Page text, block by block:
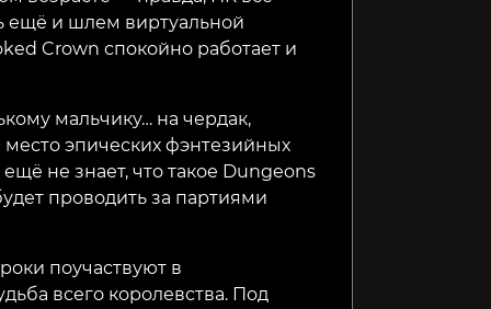
ещё и шлем виртуальной
Crown спокойно работает и
мальчику… на чердак,
эпических фэнтезийных
не знает, что такое Dungeons
проводить за партиями
поучаствуют в
всего королевства. Под